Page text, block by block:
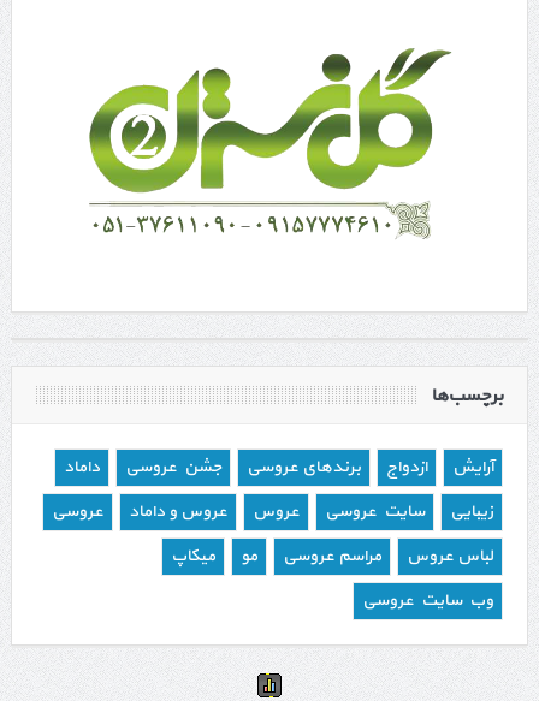
برچسب‌ها
آرایش ازدواج برندهای عروسی جشن عروسی
داماد
زیبایی
سایت عروسی عروس عروس و داماد
عروسی
لباس عروس
مراسم عروسی مو
میکاپ
وب سایت عروسی